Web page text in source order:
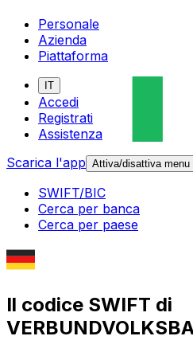
Personale
Azienda
Piattaforma
IT
Accedi
Registrati
Assistenza
Scarica l'app Attiva/disattiva menu
SWIFT/BIC
Cerca per banca
Cerca per paese
Il codice SWIFT di